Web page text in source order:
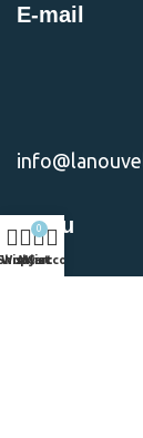
E-mail
Menu
Wishlist
0
Cart
My account